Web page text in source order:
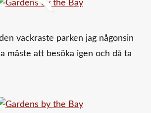
vackraste parken jag någonsin
måste att besöka igen och då ta